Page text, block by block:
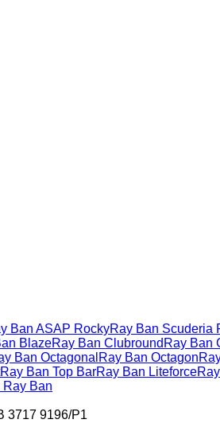
Ban ASAP RockyRay Ban Scuderia
BlazeRay Ban Clubround Ray Ban
Ban Octagonal Ray Ban Octagon
Ray Ban Top BarRay Ban Liteforce
Ban
3717 9196/P1